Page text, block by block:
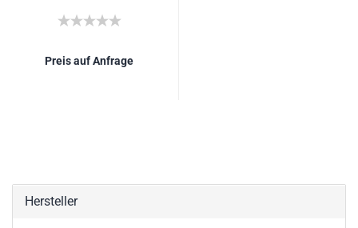
Preis auf Anfrage
Hersteller